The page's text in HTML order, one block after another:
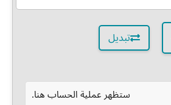
تبديل
ستظهر عملية الحساب هنا.